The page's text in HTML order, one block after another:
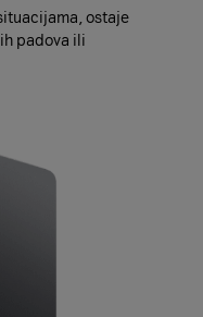
ostaje
padova ili